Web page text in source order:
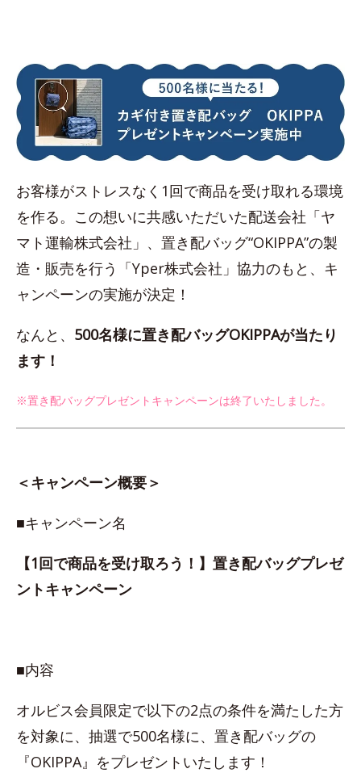
お客様がストレスなく1回で商品を受け取れる環境
を作る。この想いに共感いただいた配送会社「ヤ
マト運輸株式会社」、置き配バッグ“OKIPPA”の製
造・販売を行う「Yper株式会社」協力のもと、キ
ャンペーンの実施が決定！
なんと、 500名様に置き配バッグOKIPPAが当たり
ます！
※置き配バッグプレゼントキャンペーンは終了いたしました。
＜キャンペーン概要＞
■キャンペーン名
【1回で商品を受け取ろう！】置き配バッグプレゼ
ントキャンペーン
■内容
オルビス会員限定で以下の2点の条件を満たした方
を対象に、抽選で500名様に、置き配バッグの
『OKIPPA』をプレゼントいたします！